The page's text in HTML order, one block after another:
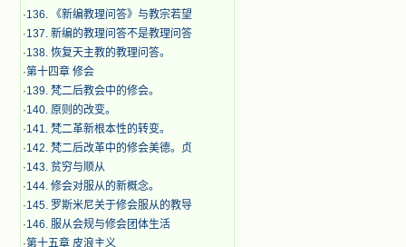
·136. 《新编教理问答》与教宗若望
·137. 新编的教理问答不是教理问答
·138. 恢复天主教的教理问答。
·第十四章 修会
·139. 梵二后教会中的修会。
·140. 原则的改变。
·141. 梵二革新根本性的转变。
·142. 梵二后改革中的修会美德。贞
·143. 贫穷与顺从
·144. 修会对服从的新概念。
·145. 罗斯米尼关于修会服从的教导
·146. 服从会规与修会团体生活
·第十五章 皮浪主义